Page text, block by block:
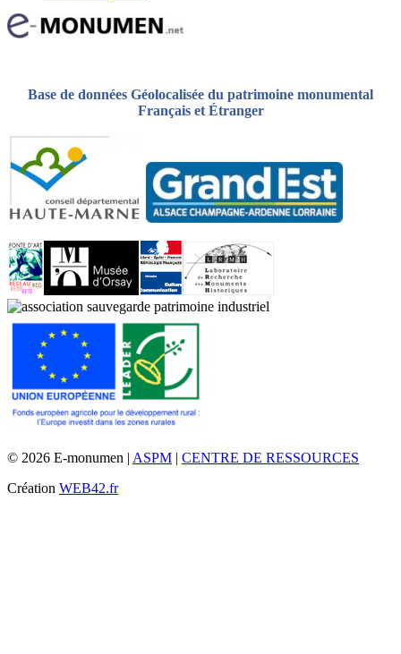
Base de données Géolocalisée du patrimoine monumental
Français et Étranger
© 2026 E-monumen | ASPM
CENTRE DE RESSOURCES
Création WEB42.fr